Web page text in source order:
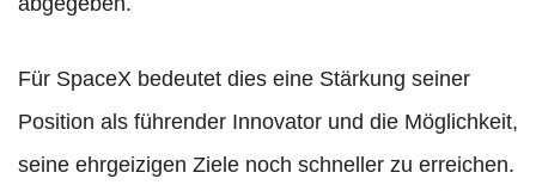
Für SpaceX bedeutet dies eine Stärkung seiner
Position als führender Innovator und die Möglichkeit,
seine ehrgeizigen Ziele noch schneller zu erreichen.